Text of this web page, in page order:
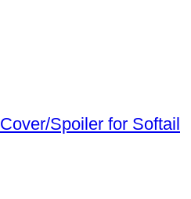
Spoiler for Softail